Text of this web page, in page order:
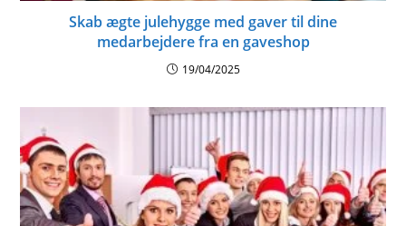
Skab ægte julehygge med gaver til dine
medarbejdere fra en gaveshop
19/04/2025